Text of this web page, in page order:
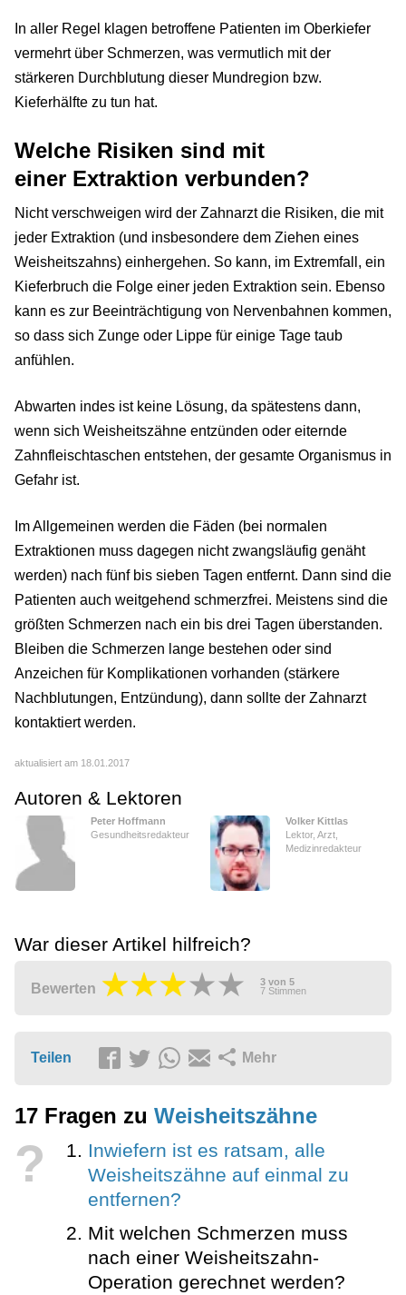
In aller Regel klagen betroffene Patienten im Oberkiefer
vermehrt über Schmerzen, was vermutlich mit der
stärkeren Durchblutung dieser Mundregion bzw.
Kieferhälfte zu tun hat.
Welche Risiken sind mit
einer Extraktion verbunden?
Nicht verschweigen wird der Zahnarzt die Risiken, die mit
jeder Extraktion (und insbesondere dem Ziehen eines
Weisheitszahns) einhergehen. So kann, im Extremfall, ein
Kieferbruch die Folge einer jeden Extraktion sein. Ebenso
kann es zur Beeinträchtigung von Nervenbahnen kommen,
so dass sich Zunge oder Lippe für einige Tage taub
anfühlen.
Abwarten indes ist keine Lösung, da spätestens dann,
wenn sich Weisheitszähne entzünden oder eiternde
Zahnfleischtaschen entstehen, der gesamte Organismus in
Gefahr ist.
Im Allgemeinen werden die Fäden (bei normalen
Extraktionen muss dagegen nicht zwangsläufig genäht
werden) nach fünf bis sieben Tagen entfernt. Dann sind die
Patienten auch weitgehend schmerzfrei. Meistens sind die
größten Schmerzen nach ein bis drei Tagen überstanden.
Bleiben die Schmerzen lange bestehen oder sind
Anzeichen für Komplikationen vorhanden (stärkere
Nachblutungen, Entzündung), dann sollte der Zahnarzt
kontaktiert werden.
aktualisiert am 18.01.2017
Autoren & Lektoren
Peter Hoffmann
Gesundheitsredakteur
Volker Kittlas
Lektor, Arzt,
Medizinredakteur
War dieser Artikel hilfreich?
Bewerten 3 von 5
7 Stimmen
Teilen Mehr
17 Fragen zu Weisheitszähne
?
Inwiefern ist es ratsam, alle
Weisheitszähne auf einmal zu
entfernen?
Mit welchen Schmerzen muss
nach einer Weisheitszahn-
Operation gerechnet werden?